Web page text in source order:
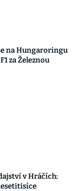
na Hungaroringu
za Železnou
v Hráčích: